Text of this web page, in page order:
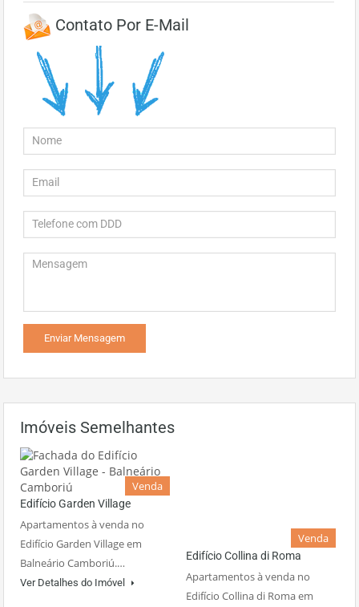
Contato Por E-Mail
Imóveis Semelhantes
Venda
Edifício Garden Village
Apartamentos à venda no
Edifício Garden Village em
Balneário Camboriú.…
Ver Detalhes do Imóvel
Venda
Edifício Collina di Roma
Apartamentos à venda no
Edifício Collina di Roma em